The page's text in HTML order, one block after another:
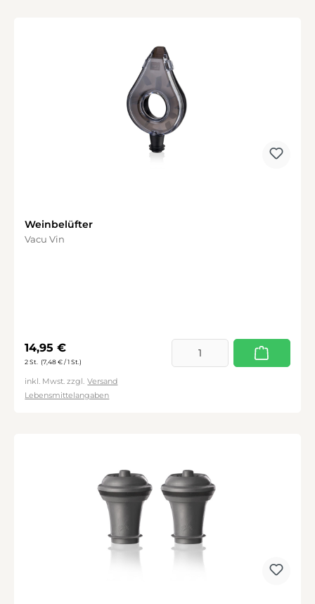
Weinbelüfter
Vacu Vin
Regulärer Preis:
14,95 €
2 St. (7,48 € / 1 St.)
inkl. Mwst. zzgl. Versand
Lebensmittelangaben